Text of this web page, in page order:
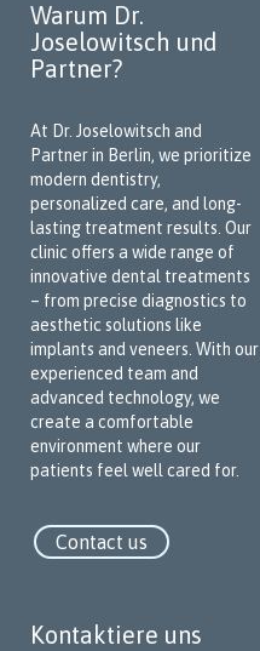
Warum Dr.
Joselowitsch und
Partner?
At Dr. Joselowitsch and
Partner in Berlin, we prioritize
modern dentistry,
personalized care, and long-
lasting treatment results. Our
clinic offers a wide range of
innovative dental treatments
– from precise diagnostics to
aesthetic solutions like
implants and veneers. With our
experienced team and
advanced technology, we
create a comfortable
environment where our
patients feel well cared for.
Contact us
Kontaktiere uns